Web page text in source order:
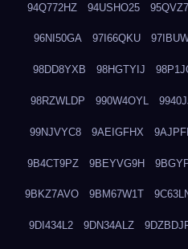
94Q772HZ 94USHO25
96NI50GA 97I66QKU
98DD8YXB 98HGTYIJ
98RZWLDP 990W4OYL
99NJVYC8 9AEIGFHX
9B4CT9PZ 9BEYVG9H
9BKZ7AVO 9BM67W1T
9DI434L2 9DN34ALZ